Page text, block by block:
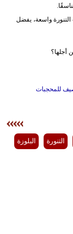
التنورة واسعة، يفضل
أجلها؟
التنورة البلوزة